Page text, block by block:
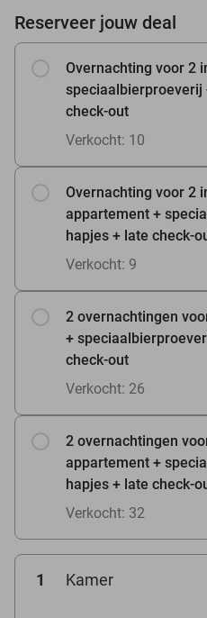
Reserveer jouw deal
Overnachting voor 2
speciaalbierproeverij
check-out
Verkocht: 10
Overnachting voor 2
appartement +
hapjes + late check-
Verkocht: 9
2 overnachtingen
+
check-out
Verkocht: 26
2 overnachtingen
appartement +
hapjes + late check-
Verkocht: 32
1 Kamer